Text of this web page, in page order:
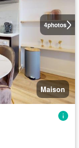
4photos
Maison